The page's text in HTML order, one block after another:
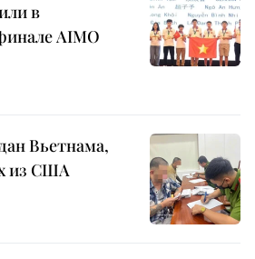
в
AIMO
Вьетнама,
из США